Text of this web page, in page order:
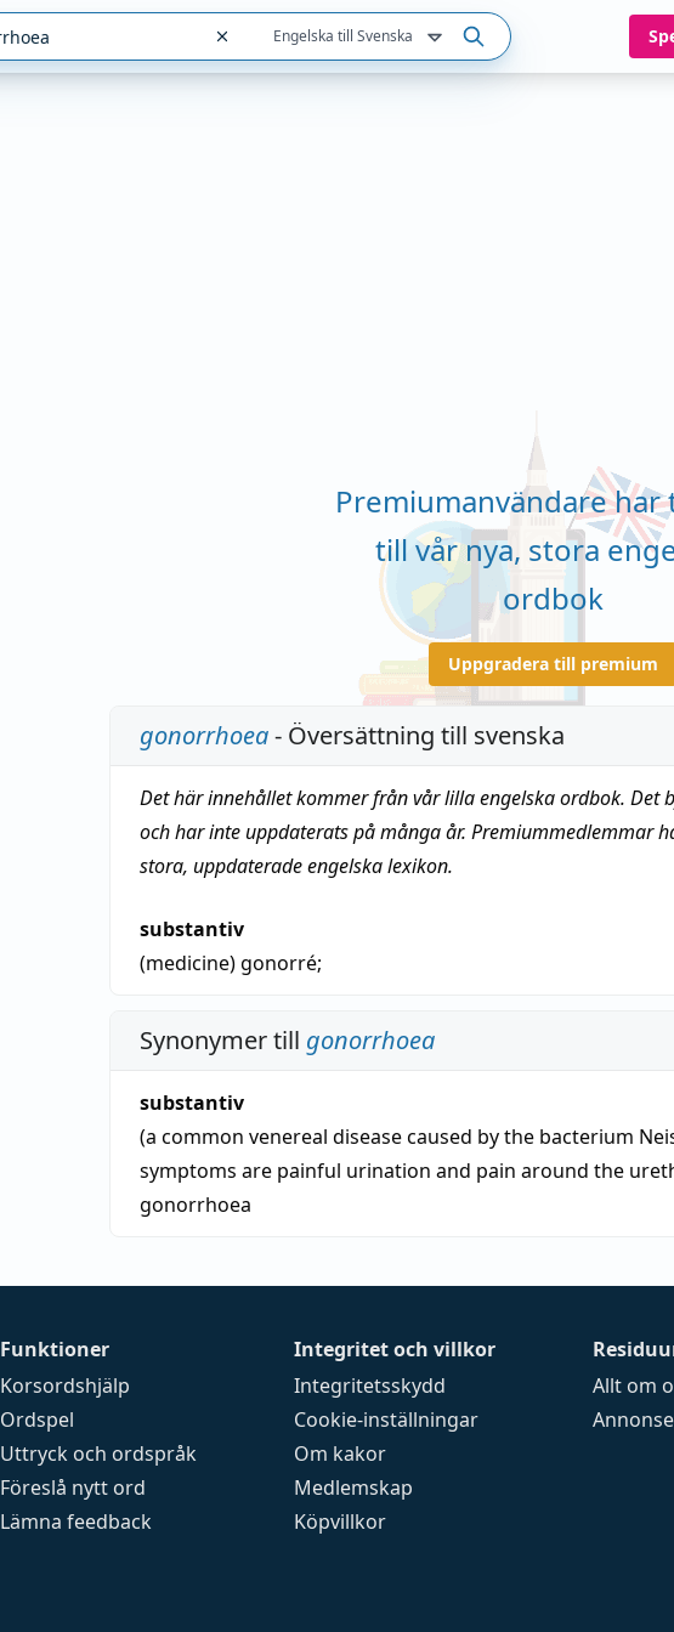
Engelska till Svenska
Premiumanvändare har
till vår nya, stora
ordbok
Uppgradera till premium
gonorrhoea- Översättning till svenska
Det här innehållet kommer från vår lilla engelska ordbok. Det
och har inte uppdaterats på många år. Premiummedlemmar
stora, uppdaterade engelska lexikon.
substantiv
(medicine)gonorré;
Synonymer till gonorrhoea
substantiv
(a common venereal disease caused by the bacterium
symptoms are painful urination and pain around the
gonorrhoea
Funktioner
Korsordshjälp
Ordspel
Uttryck och ordspråk
Föreslå nytt ord
Lämna feedback
Integritet och villkor
Integritetsskydd
Cookie-inställningar
Om kakor
Medlemskap
Köpvillkor
Allt om